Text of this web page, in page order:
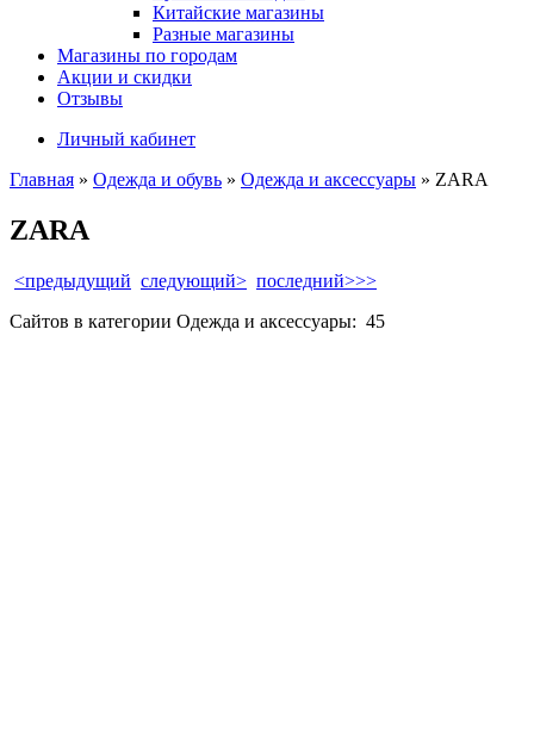
Китайские магазины
Разные магазины
Магазины по городам
Акции и скидки
Отзывы
Личный кабинет
Главная » Одежда и обувь » Одежда и аксессуары » ZARA
ZARA
<предыдущий следующий> последний>>>
Сайтов в категории Одежда и аксессуары: 45